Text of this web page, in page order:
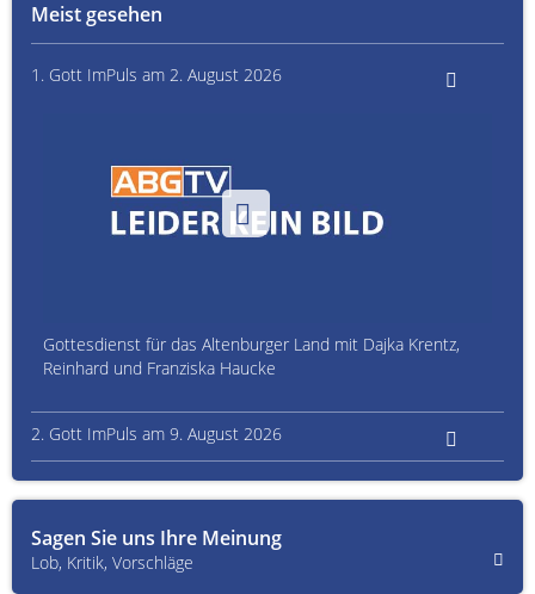
Meist gesehen
1. Gott ImPuls am 2. August 2026
Gottesdienst für das Altenburger Land mit Dajka Krentz,
Reinhard und Franziska Haucke
2. Gott ImPuls am 9. August 2026
Sagen Sie uns Ihre Meinung
Lob, Kritik, Vorschläge